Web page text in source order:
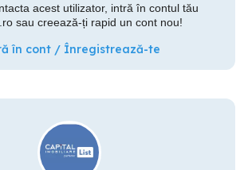
acest utilizator, intră în contul tău
sau creează-ți rapid un cont nou!
în cont / Înregistrează-te